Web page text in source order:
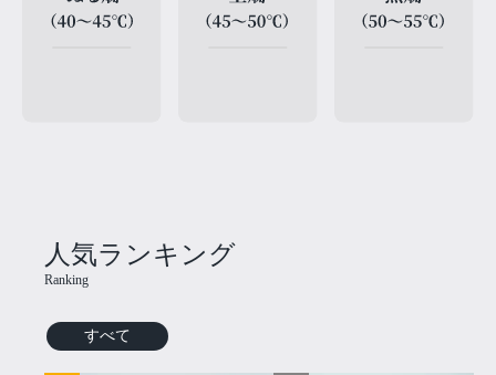
人気ランキング
Ranking
すべて